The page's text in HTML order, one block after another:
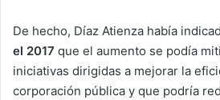
De hecho, Díaz Atienza había
el 2017 que el aumento se podía
iniciativas dirigidas a mejorar la
corporación pública y que podría